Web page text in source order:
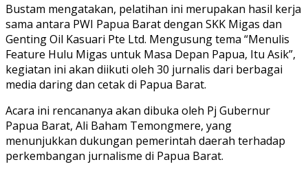
Bustam mengatakan, pelatihan ini merupakan hasil kerja
sama antara PWI Papua Barat dengan SKK Migas dan
Genting Oil Kasuari Pte Ltd. Mengusung tema “Menulis
Feature Hulu Migas untuk Masa Depan Papua, Itu Asik”,
kegiatan ini akan diikuti oleh 30 jurnalis dari berbagai
media daring dan cetak di Papua Barat.
Acara ini rencananya akan dibuka oleh Pj Gubernur
Papua Barat, Ali Baham Temongmere, yang
menunjukkan dukungan pemerintah daerah terhadap
perkembangan jurnalisme di Papua Barat.